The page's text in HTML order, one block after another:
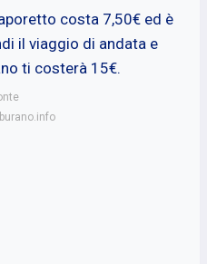
costa 7,50€ ed è
il viaggio di andata e
ti costerà 15€.